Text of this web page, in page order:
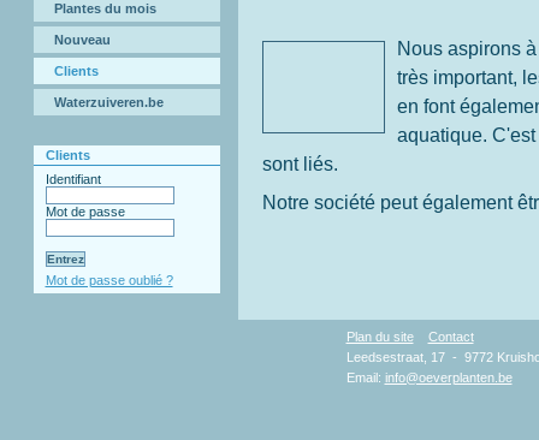
Plantes du mois
Nouveau
Clients
Waterzuiveren.be
Clients
Identifiant
Mot de passe
Mot de passe oublié ?
Nous aspirons
très important,
en font
aquatique.
sont liés.
Notre société peut également
Plan du site Contact
Leedsestraat, 17 - 9772
Email: info@oeverplanten.be